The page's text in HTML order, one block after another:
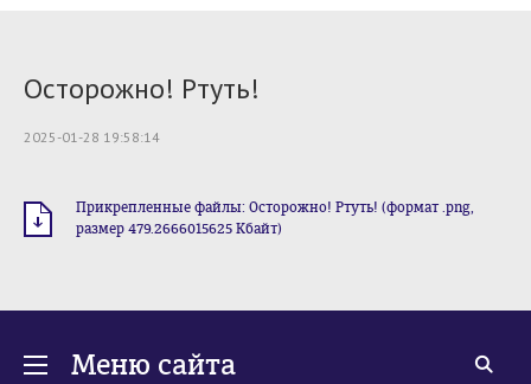
Осторожно! Ртуть!
2025-01-28 19:58:14
Прикрепленные файлы: Осторожно! Ртуть! (формат .png,
размер 479.2666015625 Кбайт)
Меню сайта